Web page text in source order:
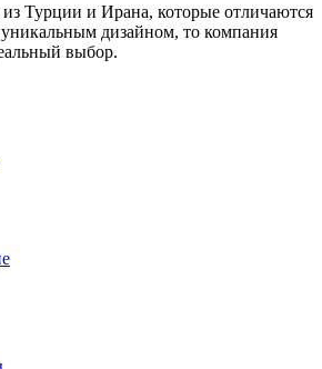
Турции и Ирана, которые отличаются
дизайном, то компания
выбор.